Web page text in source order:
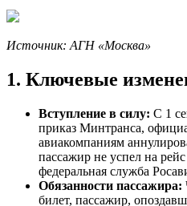
Источник: АГН «Москва»
1. Ключевые
Вступление в силу: С 1
приказ Минтранса,
авиакомпаниям
пассажир не успел на
федеральная служба
Обязанности пассажира:
билет, пассажир,